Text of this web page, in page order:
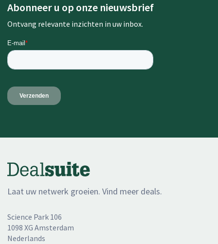
Abonneer u op onze nieuwsbrief
Ontvang relevante inzichten in uw inbox.
Laat uw netwerk groeien. Vind meer deals.
Science Park 106
1098 XG Amsterdam
Nederlands